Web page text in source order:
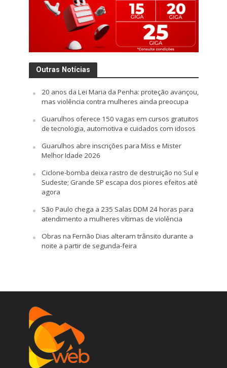
Outras Notícias
20 anos da Lei Maria da Penha: proteção avançou,
mas violência contra mulheres ainda preocupa
Guarulhos oferece 150 vagas em cursos gratuitos
de tecnologia, automotiva e cuidados com idosos
Guarulhos abre inscrições para Miss e Mister
Melhor Idade 2026
Ciclone-bomba deixa rastro de destruição no Sul e
Sudeste; Grande SP escapa dos piores efeitos até
agora
São Paulo chega a 235 Salas DDM 24 horas para
atendimento a mulheres vítimas de violência
Obras na Fernão Dias alteram trânsito durante a
noite a partir de segunda-feira